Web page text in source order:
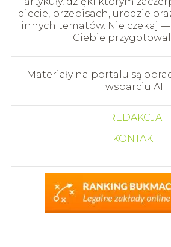
diecie, przepisach, urodzie
innych tematów. Nie czekaj —
Ciebie
Materiały na portalu są
wsparciu AI.
REDAKCJA
KONTAKT